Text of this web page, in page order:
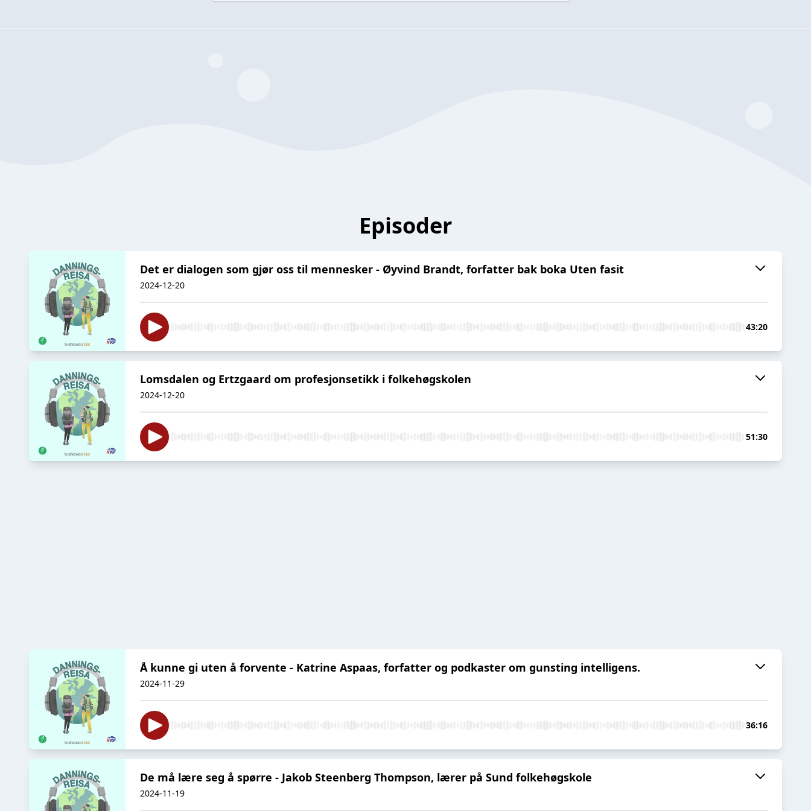
Episoder
Det er dialogen som gjør oss til mennesker - Øyvind Brandt, forfatter bak boka Uten fasit
2024-12-20
43:20
Lomsdalen og Ertzgaard om profesjonsetikk i folkehøgskolen
2024-12-20
51:30
Å kunne gi uten å forvente - Katrine Aspaas, forfatter og podkaster om gunsting intelligens.
2024-11-29
36:16
De må lære seg å spørre - Jakob Steenberg Thompson, lærer på Sund folkehøgskole
2024-11-19